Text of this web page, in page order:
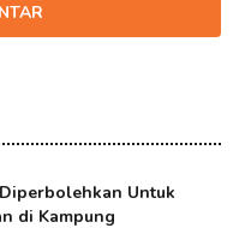
Untuk
di Kampung